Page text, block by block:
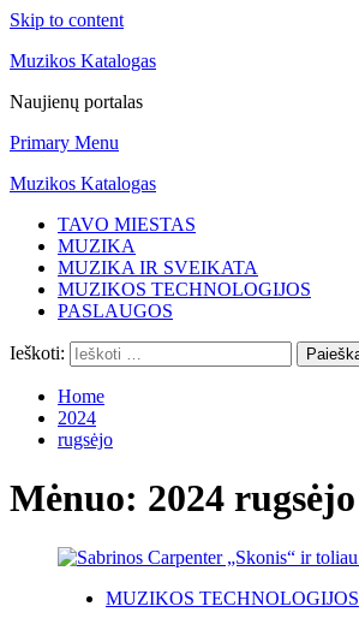
Skip to content
Muzikos Katalogas
Naujienų portalas
Primary Menu
Muzikos Katalogas
TAVO MIESTAS
MUZIKA
MUZIKA IR SVEIKATA
MUZIKOS TECHNOLOGIJOS
PASLAUGOS
Ieškoti:
Home
2024
rugsėjo
Mėnuo: 2024 rugsėjo
MUZIKOS TECHNOLOGIJOS